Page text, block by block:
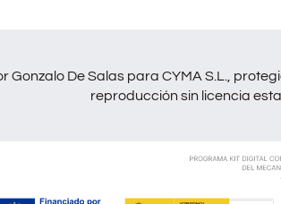
Gonzalo De Salas para CYMA S.L.,
reproducción sin licencia